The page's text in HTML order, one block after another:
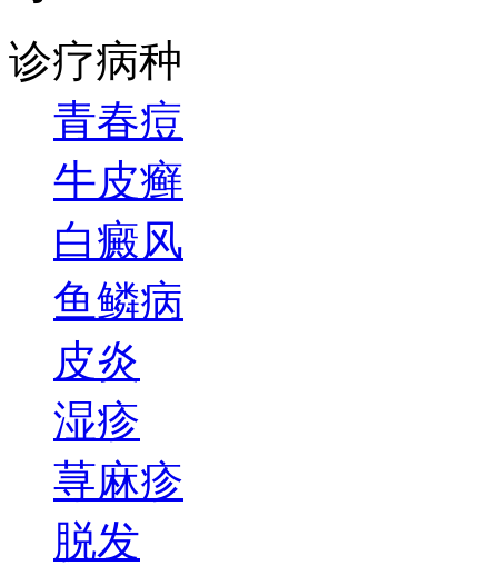
诊疗病种
青春痘
牛皮癣
白癜风
鱼鳞病
皮炎
湿疹
荨麻疹
脱发